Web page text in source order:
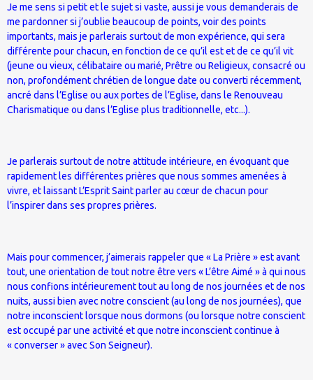
Je me sens si petit et le sujet si vaste, aussi je vous demanderais de
me pardonner si j’oublie beaucoup de points, voir des points
importants, mais je parlerais surtout de mon expérience, qui sera
différente pour chacun, en fonction de ce qu’il est et de ce qu’il vit
(jeune ou vieux, célibataire ou marié, Prêtre ou Religieux, consacré ou
non, profondément chrétien de longue date ou converti récemment,
ancré dans l’Eglise ou aux portes de l’Eglise, dans le Renouveau
Charismatique ou dans l’Eglise plus traditionnelle, etc...).
Je parlerais surtout de notre attitude intérieure, en évoquant que
rapidement les différentes prières que nous sommes amenées à
vivre, et laissant L’Esprit Saint parler au cœur de chacun pour
l’inspirer dans ses propres prières.
Mais pour commencer, j’aimerais rappeler que « La Prière » est avant
tout, une orientation de tout notre être vers « L’être Aimé » à qui nous
nous confions intérieurement tout au long de nos journées et de nos
nuits, aussi bien avec notre conscient (au long de nos journées), que
notre inconscient lorsque nous dormons (ou lorsque notre conscient
est occupé par une activité et que notre inconscient continue à
« converser » avec Son Seigneur).